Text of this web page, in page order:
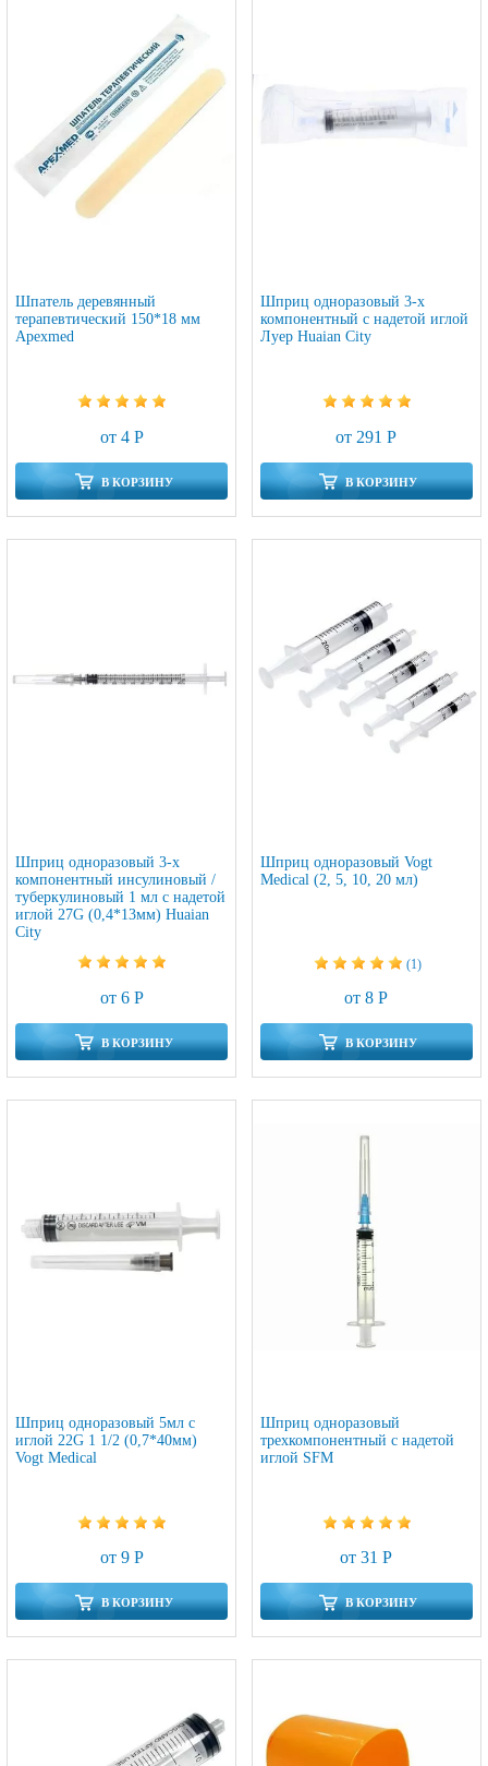
Шпатель деревянный
терапевтический 150*18 мм
Apexmed
от 4 Р
В КОРЗИНУ
Шприц одноразовый 3-х
компонентный с надетой иглой
Луер Huaian City
от 291 Р
В КОРЗИНУ
Шприц одноразовый 3-х
компонентный инсулиновый /
туберкулиновый 1 мл с надетой
иглой 27G (0,4*13мм) Huaian
City
от 6 Р
В КОРЗИНУ
Шприц одноразовый Vogt
Medical (2, 5, 10, 20 мл)
(1)
от 8 Р
В КОРЗИНУ
Шприц одноразовый 5мл с
иглой 22G 1 1/2 (0,7*40мм)
Vogt Medical
от 9 Р
В КОРЗИНУ
Шприц одноразовый
трехкомпонентный с надетой
иглой SFM
от 31 Р
В КОРЗИНУ